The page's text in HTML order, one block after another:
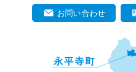
お問い合わせ